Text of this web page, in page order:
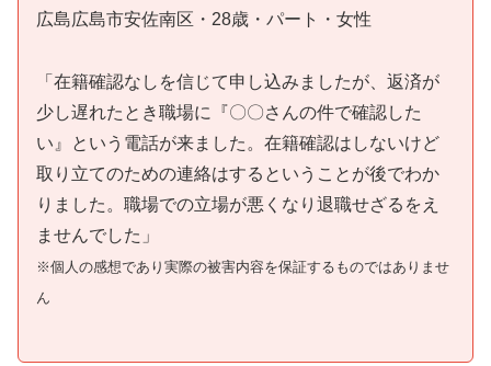
広島広島市安佐南区・28歳・パート・女性
「在籍確認なしを信じて申し込みましたが、返済が
少し遅れたとき職場に『〇〇さんの件で確認した
い』という電話が来ました。在籍確認はしないけど
取り立てのための連絡はするということが後でわか
りました。職場での立場が悪くなり退職せざるをえ
ませんでした」
※個人の感想であり実際の被害内容を保証するものではありませ
ん